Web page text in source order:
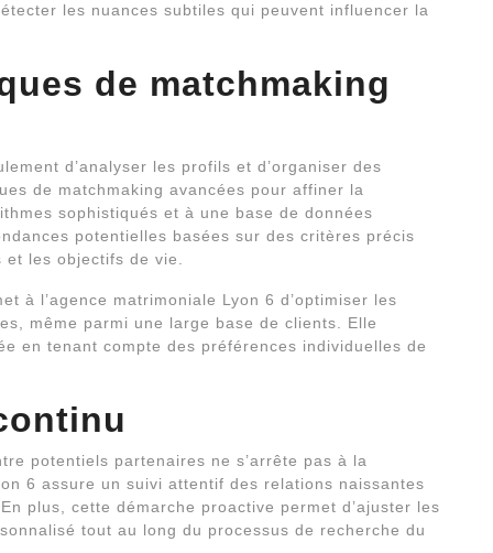
les nuances subtiles qui peuvent influencer la
de matchmaking
d’analyser les profils et d’organiser des
de matchmaking avancées pour affiner la
sophistiqués et à une base de données
potentielles basées sur des critères précis
les objectifs de vie.
à l’agence matrimoniale Lyon 6 d’optimiser les
même parmi une large base de clients. Elle
en tenant compte des préférences individuelles de
potentiels partenaires ne s’arrête pas à la
6 assure un suivi attentif des relations naissantes
plus, cette démarche proactive permet d’ajuster les
tout au long du processus de recherche du